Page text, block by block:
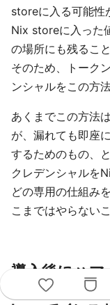
storeに入る可能性
Nix storeに入った
の場所にも残るこ
そのため、トーク
ンシャルをこの方
あくまでこの方法
が、漏れても即座
するためのもの、
クレデンシャルを
どの専用の仕組み
こまではやらない
導入後にハ